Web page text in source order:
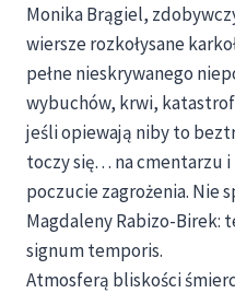
Monika Brągiel,
wiersze rozkołysane
pełne nieskrywanego
wybuchów, krwi,
jeśli opiewają niby to
toczy się… na cmentarzu
poczucie zagrożenia. Nie
Magdaleny Rabizo-Birek:
signum temporis.
Atmosferą bliskości